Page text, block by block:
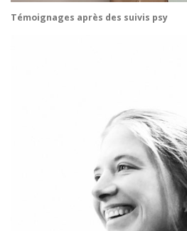
Témoignages après des suivis psy